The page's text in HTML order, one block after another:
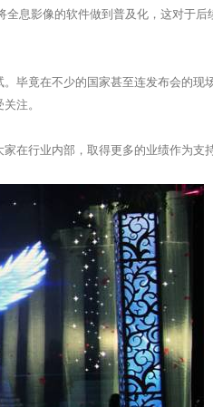
息影像的软件做到普及化，这对于
竟在不少的国家甚至连发布会的现
注。
行业内部，取得更多的业绩作为支持